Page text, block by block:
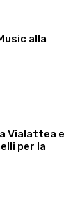
alla
Vialattea e
per la